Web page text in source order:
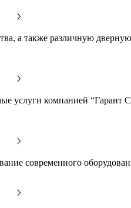
а также различную
компанией “Гарант
современного